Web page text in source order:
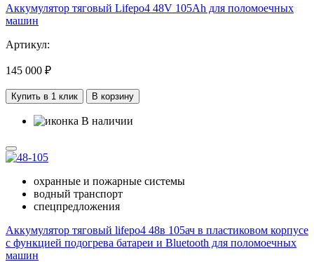
Аккумулятор тяговый Lifepo4 48V 105Ah для поломоечных
машин
Артикул:
145 000 ₽
Купить в 1 клик В корзину
В наличии
охранные и пожарные системы
водный транспорт
спецпредложения
Аккумулятор тяговый lifepo4 48в 105ач в пластиковом корпусе
с функцией подогрева батареи и Bluetooth для поломоечных
машин